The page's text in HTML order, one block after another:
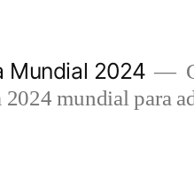
Mundial 2024
2024 mundial para